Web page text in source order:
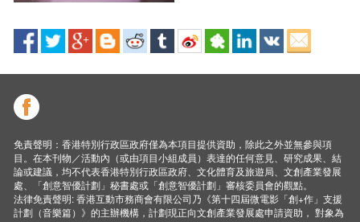
免責聲明：香港特別行政區政府僅為本項目提供資助，除此之外並無參與項
目。在本刊物／活動內（或由項目小組成員）表達的任何意見、研究成果、結
論或建議，均不代表香港特別行政區政府、文化體育及旅遊局、文創產業發展
處、「創意智優計劃」秘書處或「創意智優計劃」審核委員會的觀點。
法律免責聲明: 香港互動市務商會有限公司乃《第十四屆微電影「創+作」支援
計劃（音樂篇）》的主辦機構，計劃現正向文創產業發展處申請資助， 對象為